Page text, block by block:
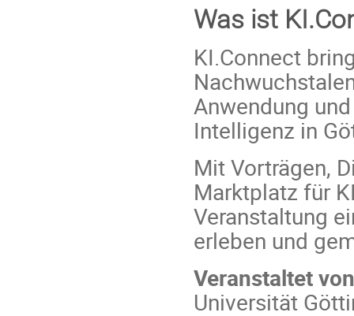
Was ist
KI.Connect
Anwendung
Intelligenz in
Mit Vorträgen,
Marktplatz für
Veranstaltung
erleben und
Veranstaltet
Universität